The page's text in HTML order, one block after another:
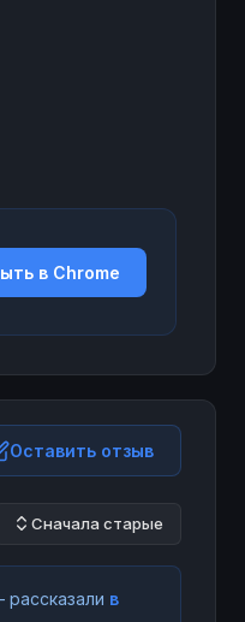
в Chrome
Оставить отзыв
Сначала старые
в